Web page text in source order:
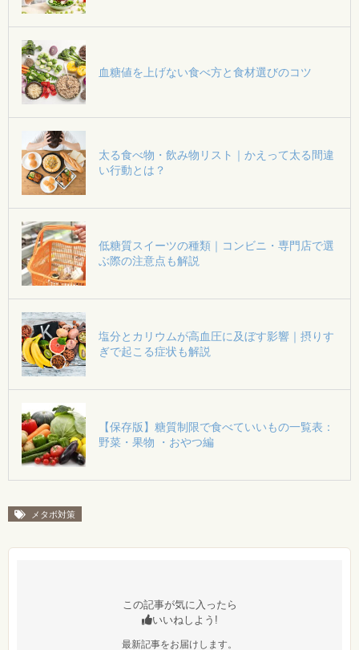
血糖値を上げない食べ方と食材選びのコツ
太る食べ物・飲み物リスト｜かえって太る間違
い行動とは？
低糖質スイーツの種類｜コンビニ・専門店で選
ぶ際の注意点も解説
塩分とカリウムが高血圧に及ぼす影響｜摂りす
ぎで起こる症状も解説
【保存版】糖質制限で食べていいもの一覧表：
野菜・果物 ・おやつ編
メタボ対策
この記事が気に入ったら
いいねしよう!
最新記事をお届けします。